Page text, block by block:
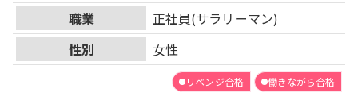
職業
正社員(サラリーマン)
性別
女性
リベンジ合格 働きながら合格